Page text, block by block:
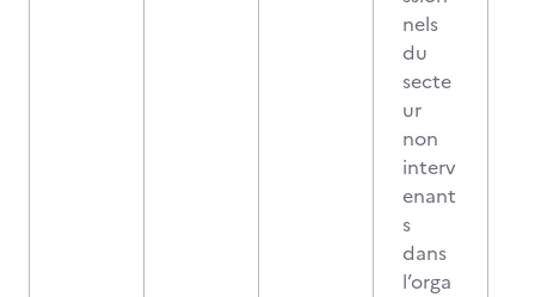
nels
du
secte
ur
non
interv
enant
s
dans
l’orga